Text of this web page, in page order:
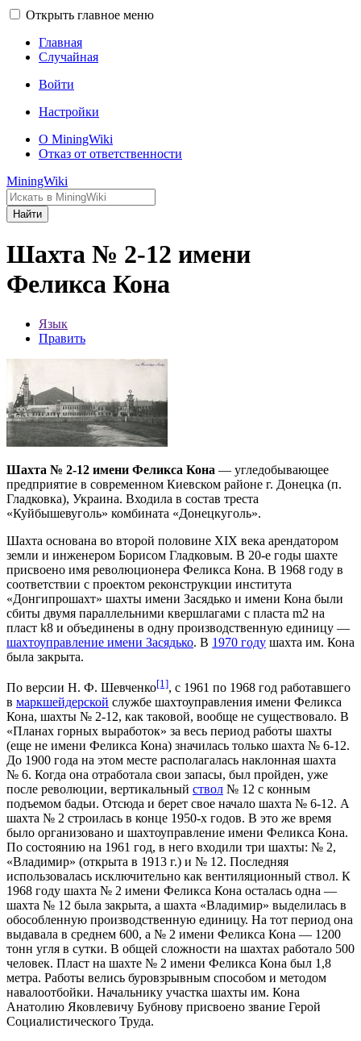
Открыть главное меню
Главная
Случайная
Войти
Настройки
О MiningWiki
Отказ от ответственности
MiningWiki
Найти
Шахта № 2-12 имени
Феликса Кона
Язык
Править
Шахта № 2-12 имени Феликса Кона — угледобывающее
предприятие в современном Киевском районе г. Донецка (п.
Гладковка), Украина. Входила в состав треста
«Куйбышевуголь» комбината «Донецкуголь».
Шахта основана во второй половине XIX века арендатором
земли и инженером Борисом Гладковым. В 20-е годы шахте
присвоено имя революционера Феликса Кона. В 1968 году в
соответствии с проектом реконструкции института
«Донгипрошахт» шахты имени Засядько и имени Кона были
сбиты двумя параллельними квершлагами с пласта m2 на
пласт k8 и объединены в одну производственную единицу —
шахтоуправление имени Засядько. В 1970 году шахта им. Кона
была закрыта.
По версии Н. Ф. Шевченко[1], с 1961 по 1968 год работавшего
в маркшейдерской службе шахтоуправления имени Феликса
Кона, шахты № 2-12, как таковой, вообще не существовало. В
«Планах горных выработок» за весь период работы шахты
(еще не имени Феликса Кона) значилась только шахта № 6-12.
До 1900 года на этом месте располагалась наклонная шахта
№ 6. Когда она отработала свои запасы, был пройден, уже
после революции, вертикальный ствол № 12 с конным
подъемом бадьи. Отсюда и берет свое начало шахта № 6-12. А
шахта № 2 строилась в конце 1950-х годов. В это же время
было организовано и шахтоуправление имени Феликса Кона.
По состоянию на 1961 год, в него входили три шахты: № 2,
«Владимир» (открыта в 1913 г.) и № 12. Последняя
использовалась исключительно как вентиляционный ствол. К
1968 году шахта № 2 имени Феликса Кона осталась одна —
шахта № 12 была закрыта, а шахта «Владимир» выделилась в
обособленную производственную единицу. На тот период она
выдавала в среднем 600, а № 2 имени Феликса Кона — 1200
тонн угля в сутки. В общей сложности на шахтах работало 500
человек. Пласт на шахте № 2 имени Феликса Кона был 1,8
метра. Работы велись буровзрывным способом и методом
навалоотбойки. Начальнику участка шахты им. Кона
Анатолию Яковлевичу Бубнову присвоено звание Герой
Социалистического Труда.